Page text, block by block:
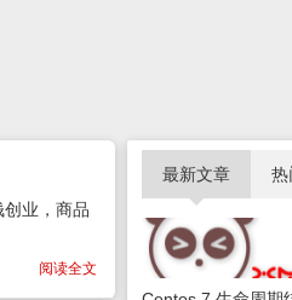
业，商品
阅读全文
最新文章 热